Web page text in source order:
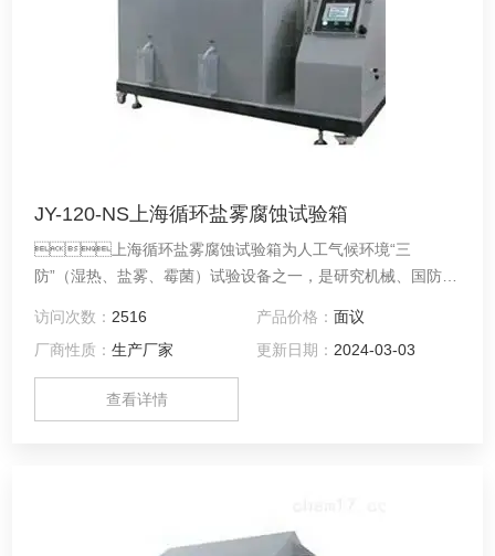
JY-120-NS上海循环盐雾腐蚀试验箱
上海循环盐雾腐蚀试验箱为人工气候环境“三
防”（湿热、盐雾、霉菌）试验设备之一，是研究机械、国防工
要试验设备。性能指标符合GB/T5170.8《电工电子产品环境试
验设备基本参数检定方法》的要求。该盐雾腐蚀试验箱可按
GB/T2423.17《电子电工产品基本环境试验规程试验Ka：盐雾
试验方法》，用于中性盐雾试验，也可用于醋酸盐雾试验。
访问次数： 2516 产品价格： 面议
厂商性质：生产厂家 更新日期： 2024-03-03
查看详情